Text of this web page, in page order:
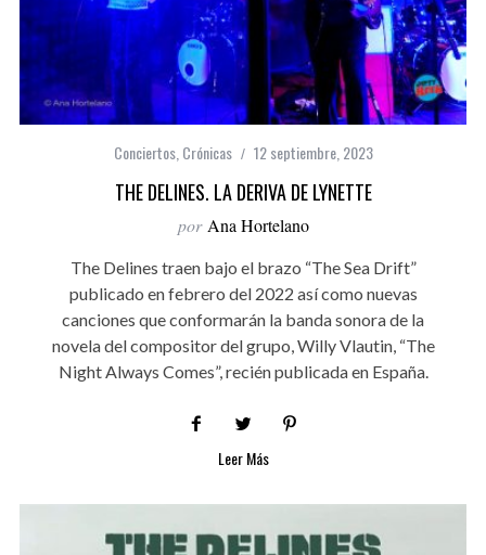
Conciertos, Crónicas 12 septiembre, 2023
THE DELINES. LA DERIVA DE LYNETTE
por Ana Hortelano
The Delines traen bajo el brazo “The Sea Drift”
publicado en febrero del 2022 así como nuevas
canciones que conformarán la banda sonora de la
novela del compositor del grupo, Willy Vlautin, “The
Night Always Comes”, recién publicada en España.
Leer Más